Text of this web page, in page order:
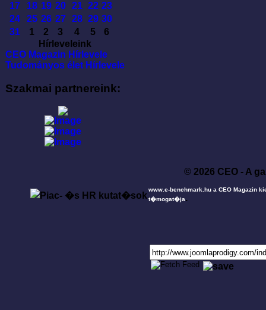
17
18 19 20 21 22 23
24
25 26 27 28 29 30
31
1 2 3 4 5
6
Hírleveleink
CEO Magazin Hírlevele
Tudományos élet Hírlevele
Szakmai partnereink:
© 2026 CEO - A
www.e-benchmark.hu a CEO Magazin
t�mogat�ja.